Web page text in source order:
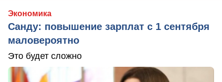
Экономика
Санду: повышение зарплат с 1 сентября
маловероятно
Это будет сложно